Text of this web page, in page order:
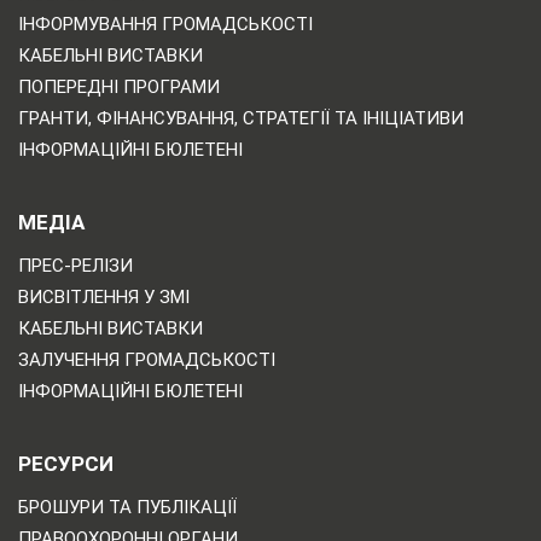
ІНФОРМУВАННЯ ГРОМАДСЬКОСТІ
КАБЕЛЬНІ ВИСТАВКИ
ПОПЕРЕДНІ ПРОГРАМИ
ГРАНТИ, ФІНАНСУВАННЯ, СТРАТЕГІЇ ТА ІНІЦІАТИВИ
ІНФОРМАЦІЙНІ БЮЛЕТЕНІ
МЕДІА
ПРЕС-РЕЛІЗИ
ВИСВІТЛЕННЯ У ЗМІ
КАБЕЛЬНІ ВИСТАВКИ
ЗАЛУЧЕННЯ ГРОМАДСЬКОСТІ
ІНФОРМАЦІЙНІ БЮЛЕТЕНІ
РЕСУРСИ
БРОШУРИ ТА ПУБЛІКАЦІЇ